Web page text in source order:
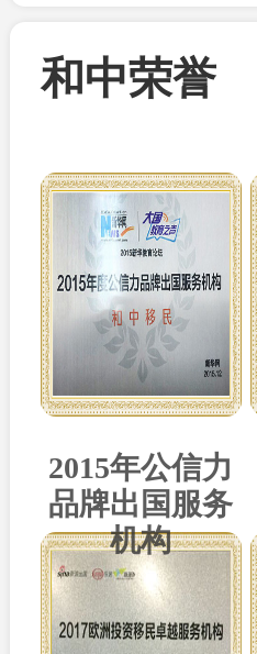
和中荣誉
2015年公信力
品牌出国服务
机构